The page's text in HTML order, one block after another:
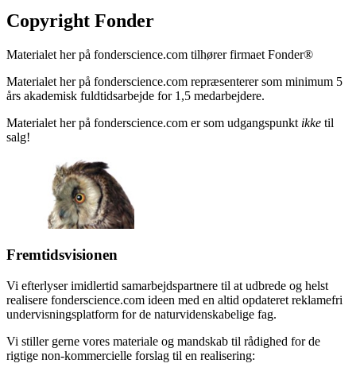
Copyright Fonder
Materialet her på fonderscience.com tilhører firmaet Fonder®
Materialet her på fonderscience.com repræsenterer som minimum 5
års akademisk fuldtidsarbejde for 1,5 medarbejdere.
Materialet her på fonderscience.com er som udgangspunkt ikke til
salg!
Fremtidsvisionen
Vi efterlyser imidlertid samarbejdspartnere til at udbrede og helst
realisere fonderscience.com ideen med en altid opdateret reklamefri
undervisningsplatform for de naturvidenskabelige fag.
Vi stiller gerne vores materiale og mandskab til rådighed for de
rigtige non-kommercielle forslag til en realisering: